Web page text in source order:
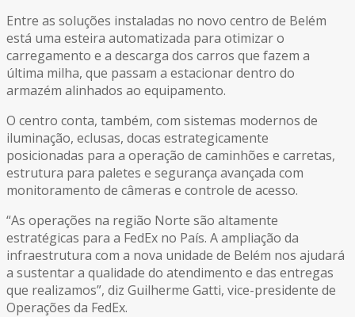
Entre as soluções instaladas no novo centro de Belém
está uma esteira automatizada para otimizar o
carregamento e a descarga dos carros que fazem a
última milha, que passam a estacionar dentro do
armazém alinhados ao equipamento.
O centro conta, também, com sistemas modernos de
iluminação, eclusas, docas estrategicamente
posicionadas para a operação de caminhões e carretas,
estrutura para paletes e segurança avançada com
monitoramento de câmeras e controle de acesso.
“As operações na região Norte são altamente
estratégicas para a FedEx no País. A ampliação da
infraestrutura com a nova unidade de Belém nos ajudará
a sustentar a qualidade do atendimento e das entregas
que realizamos”, diz Guilherme Gatti, vice-presidente de
Operações da FedEx.